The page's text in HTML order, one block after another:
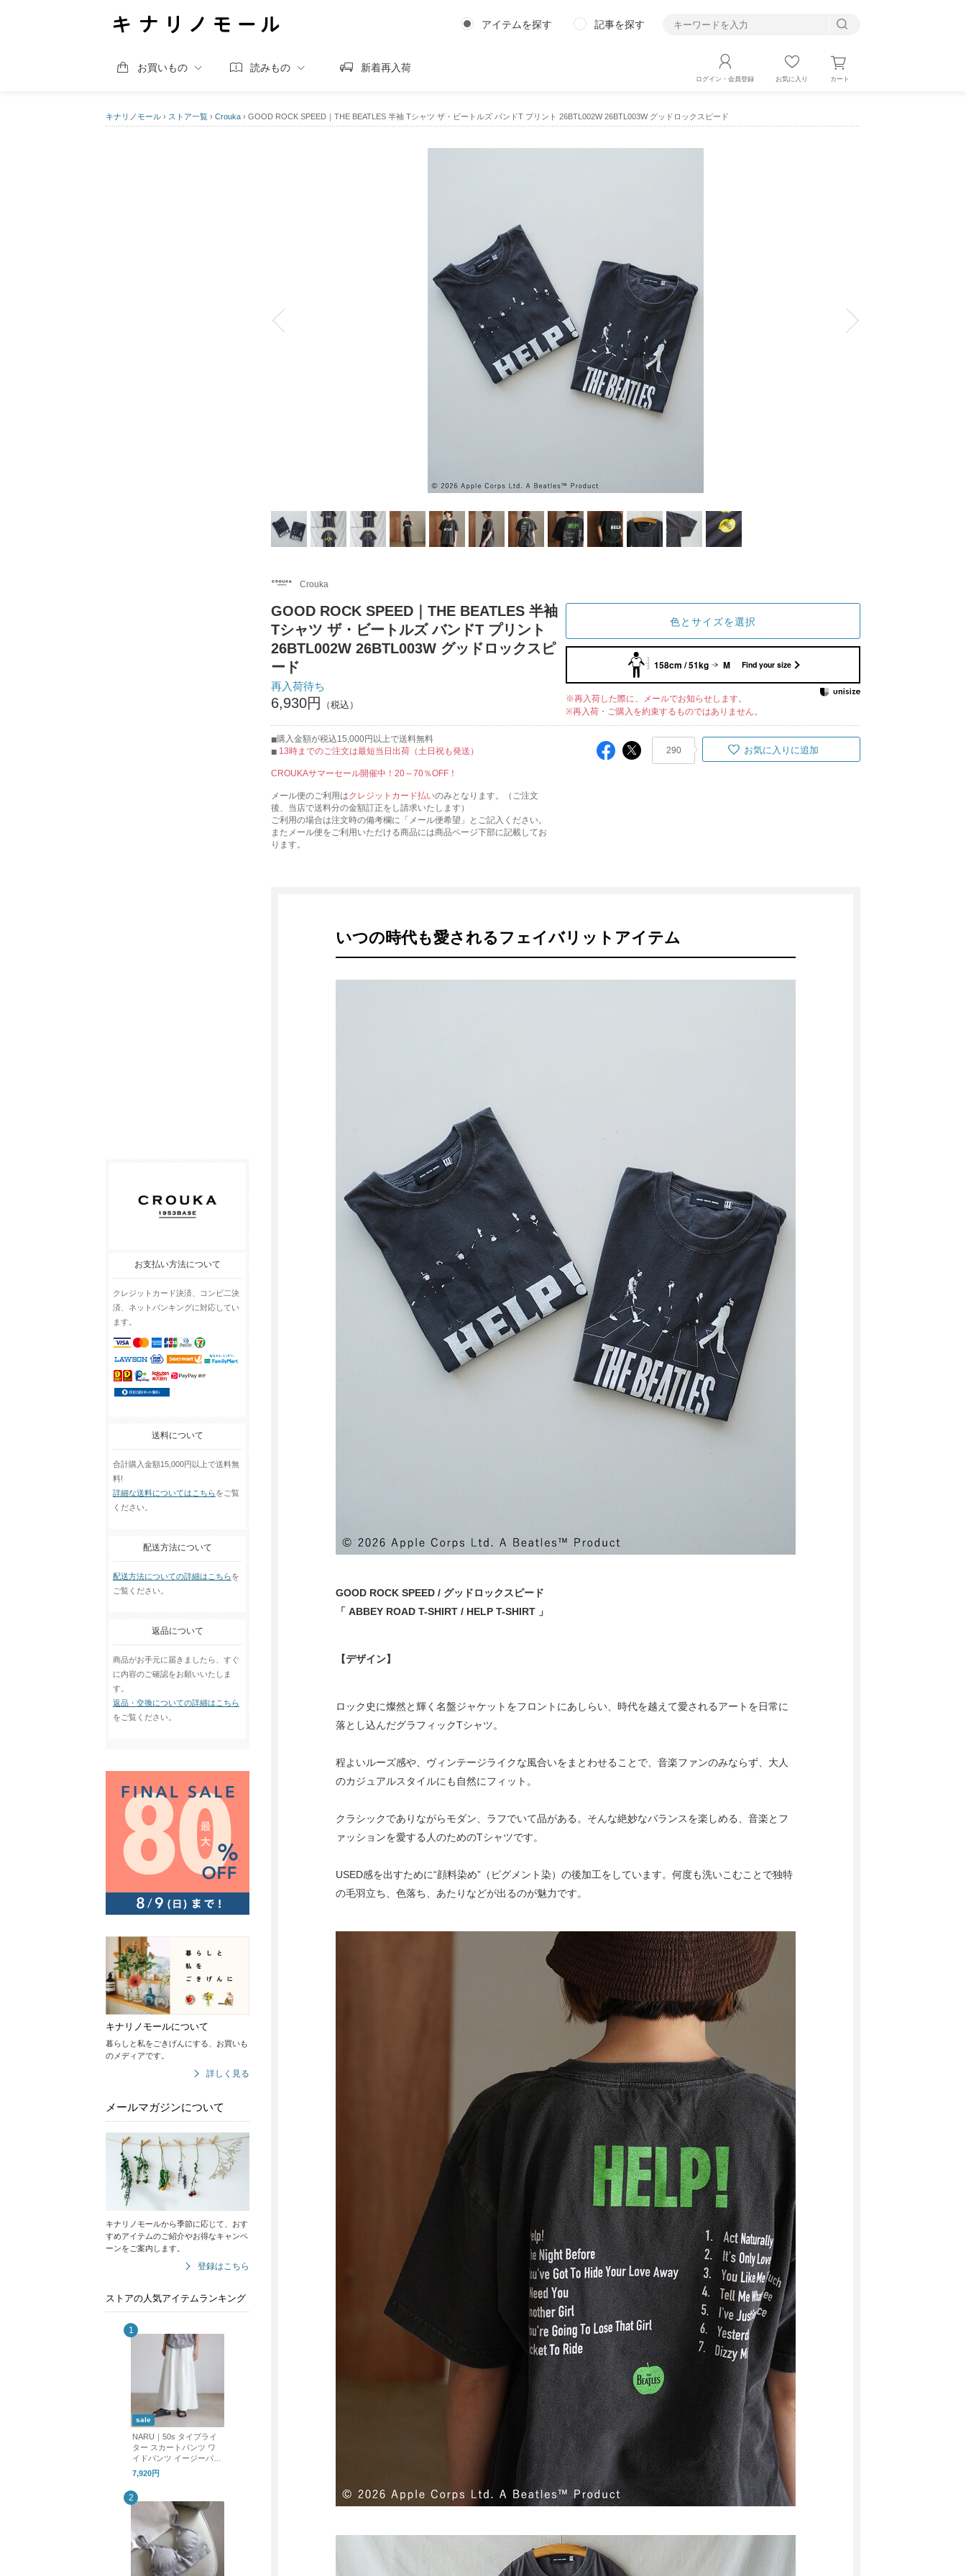
アイテムを探す 記事を探す
お買いもの 読みもの 新着再入荷
ログイン・会員登録 お気に入り カート
キナリノモール › ストア一覧 › Crouka › GOOD ROCK SPEED｜THE BEATLES 半袖 Tシャツ ザ・ビートルズ バンドT プリント 26BTL002W 26BTL003W グッドロックスピード
お支払い方法について
クレジットカード決済、コンビ二決
済、ネットバンキングに対応してい
ます。
送料について
合計購入金額15,000円以上で送料無
料!
詳細な送料についてはこちらをご覧
ください。
配送方法について
配送方法についての詳細はこちらを
ご覧ください。
返品について
商品がお手元に届きましたら、すぐ
に内容のご確認をお願いいたしま
す。
返品・交換についての詳細はこちら
をご覧ください。
キナリノモールについて
暮らしと私をごきげんにする、お買いも
のメディアです。
詳しく見る
メールマガジンについて
キナリノモールから季節に応じて、おす
すめアイテムのご紹介やお得なキャンペ
ーンをご案内します。
登録はこちら
ストアの人気アイテムランキング
sale
NARU｜50s タイプライ
ター スカートパンツ ワ
イドパンツ イージーパン
ツ 661905 ナル
7,920円
Crouka
GOOD ROCK SPEED｜THE BEATLES 半袖
Tシャツ ザ・ビートルズ バンドT プリント
26BTL002W 26BTL003W グッドロックスピ
ード
再入荷待ち
6,930円
色とサイズを選択
158cm / 51kg M Find your size
※再入荷した際に、メールでお知らせします。
※再入荷・ご購入を約束するものではありません。
購入金額が税込15,000円以上で送料無料
13時までのご注文は最短当日出荷（土日祝も発送）
CROUKAサマーセール開催中！20～70％OFF！
メール便のご利用はクレジットカード払いのみとなります。（ご注文
後、当店で送料分の金額訂正をし請求いたします）
ご利用の場合は注文時の備考欄に「メール便希望」とご記入ください。
またメール便をご利用いただける商品には商品ページ下部に記載してお
ります。
290 お気に入りに追加
いつの時代も愛されるフェイバリットアイテム
GOOD ROCK SPEED / グッドロックスピード
「 ABBEY ROAD T-SHIRT / HELP T-SHIRT 」
【デザイン】
ロック史に燦然と輝く名盤ジャケットをフロントにあしらい、時代を越えて愛されるアートを日常に
落とし込んだグラフィックTシャツ。
程よいルーズ感や、ヴィンテージライクな風合いをまとわせることで、音楽ファンのみならず、大人
のカジュアルスタイルにも自然にフィット。
クラシックでありながらモダン、ラフでいて品がある。そんな絶妙なバランスを楽しめる、音楽とフ
ァッションを愛する人のためのTシャツです。
USED感を出すために“顔料染め”（ピグメント染）の後加工をしています。何度も洗いこむことで独特
の毛羽立ち、色落ち、あたりなどが出るのが魅力です。